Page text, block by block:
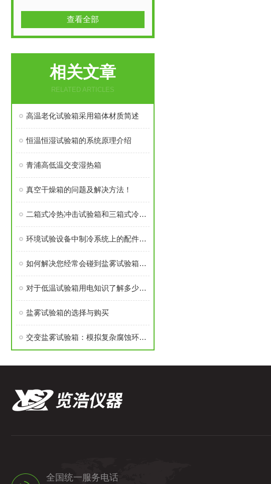
查看全部
相关文章
RELATED ARTICLES
高温老化试验箱采用箱体材质简述
恒温恒湿试验箱的系统原理介绍
青浦高低温交变湿热箱
真空干燥箱的问题及解决方法！
二箱式冷热冲击试验箱和三箱式冷热冲击试验箱的区别
环境试验设备中制冷系统上的配件利弊
如何解决您经常会碰到盐雾试验箱的那些问题?
对于低温试验箱用电知识了解多少呢?
盐雾试验箱的选择与购买
交变盐雾试验箱：模拟复杂腐蚀环境的检测载体
全国统一服务电话